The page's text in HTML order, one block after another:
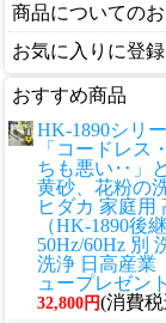
商品についての
お気に入りに登録
おすすめ商品
HK-1890シリ
「コードレス
ちも悪い‥」
黄砂、花粉の
ヒダカ 家庭用
（HK-1890後
50Hz/60Hz 別
洗浄 日高産
ュープレゼン
32,800円(消費税